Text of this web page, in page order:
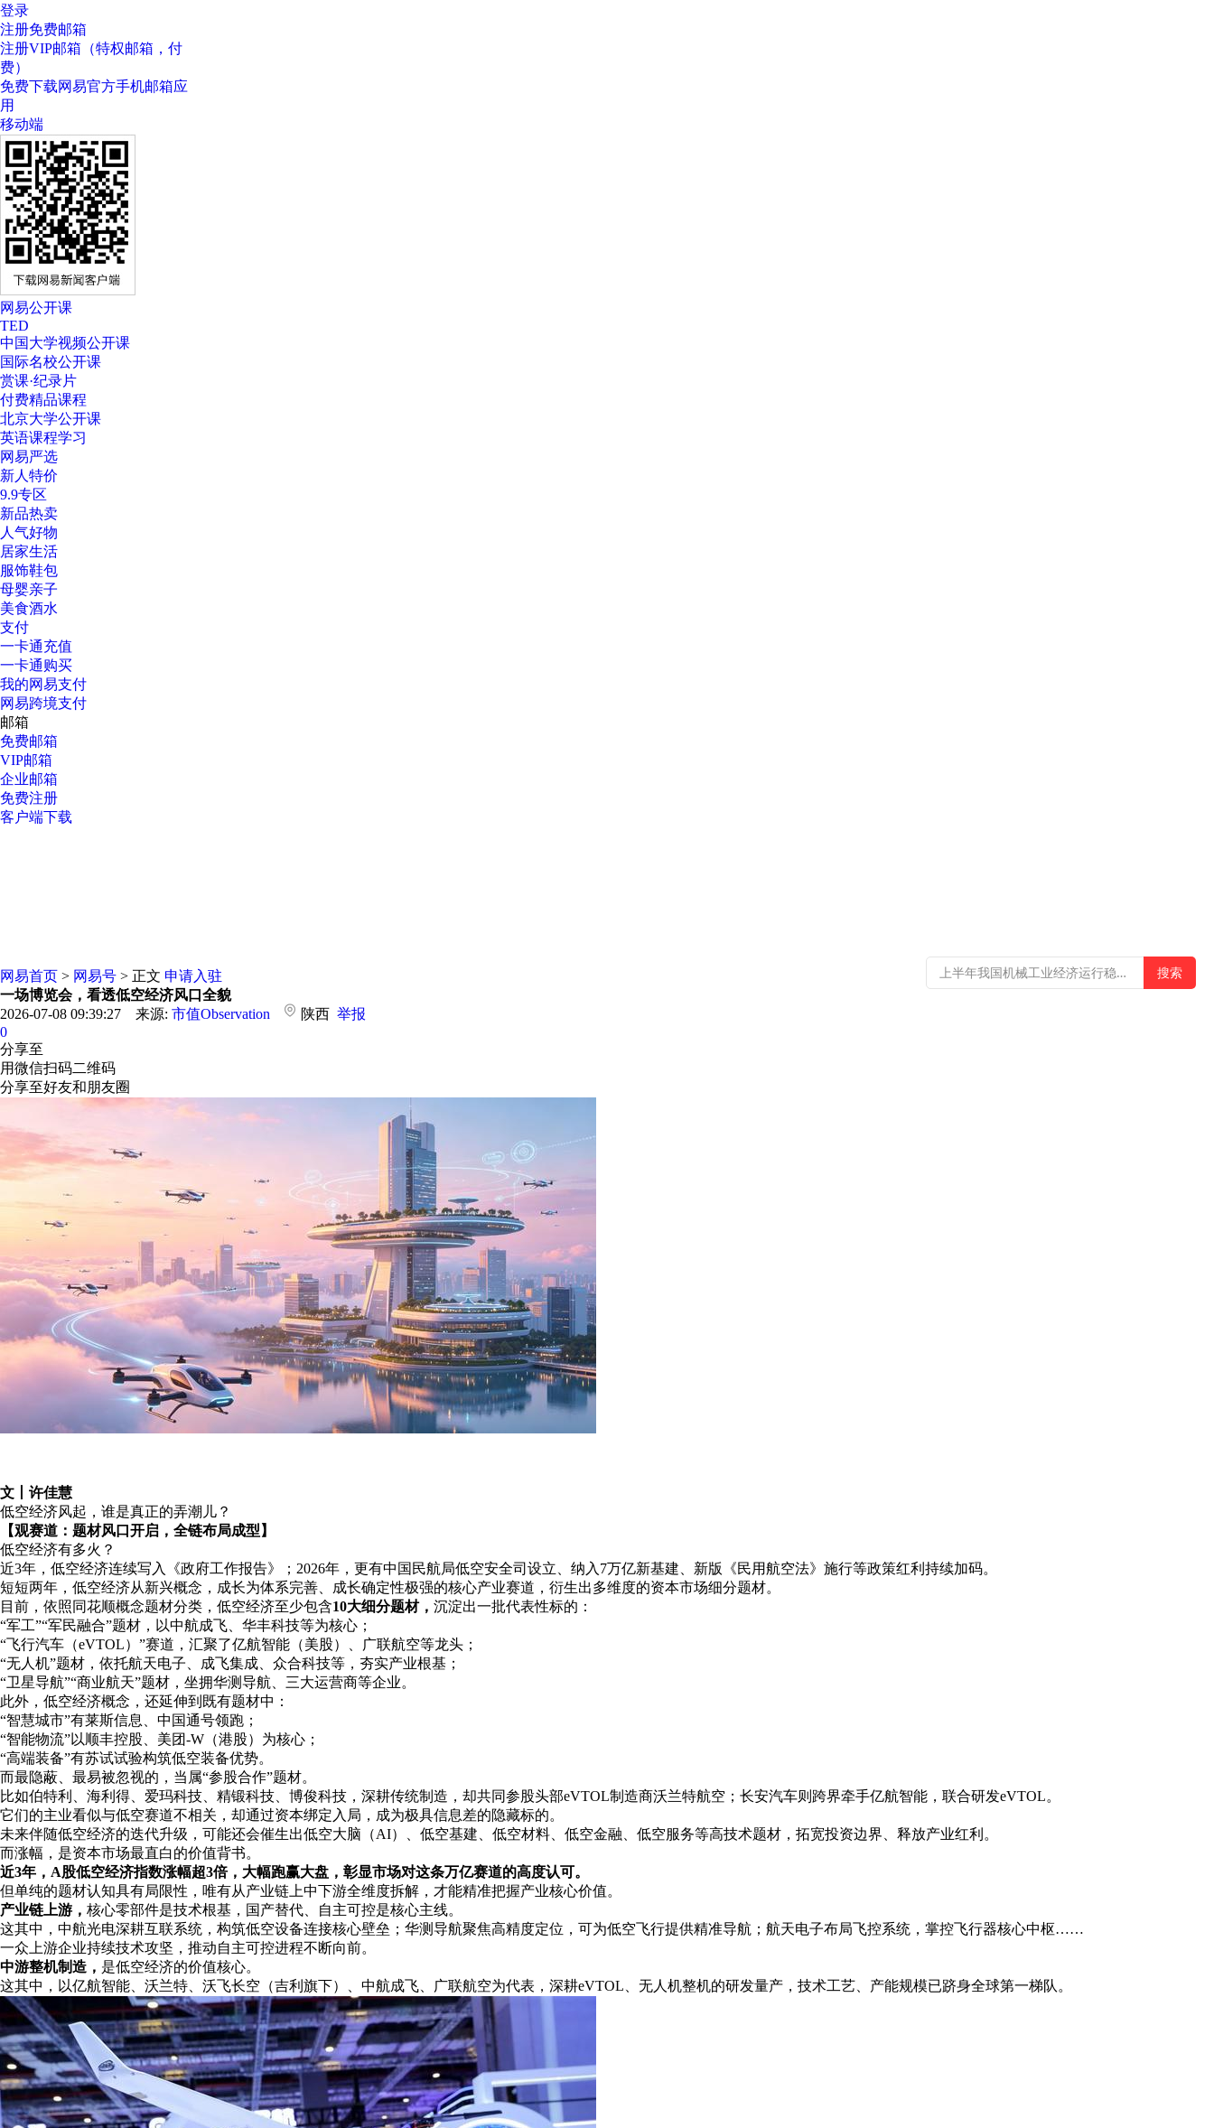
登录
注册免费邮箱
注册VIP邮箱（特权邮箱，付
费）
免费下载网易官方手机邮箱应
用
移动端
网易公开课
TED
中国大学视频公开课
国际名校公开课
赏课·纪录片
付费精品课程
北京大学公开课
英语课程学习
网易严选
新人特价
9.9专区
新品热卖
人气好物
居家生活
服饰鞋包
母婴亲子
美食酒水
支付
一卡通充值
一卡通购买
我的网易支付
网易跨境支付
邮箱
免费邮箱
VIP邮箱
企业邮箱
免费注册
客户端下载
网易首页 > 网易号 > 正文 申请入驻
一场博览会，看透低空经济风口全貌
2026-07-08 09:39:27 来源: 市值Observation 陕西 举报
0
分享至
用微信扫码二维码
分享至好友和朋友圈
文丨许佳慧
低空经济风起，谁是真正的弄潮儿？
【观赛道：题材风口开启，全链布局成型】
低空经济有多火？
近3年，低空经济连续写入《政府工作报告》；2026年，更有中国民航局低空安全司设立、纳入7万亿新基建、新版《民用航空法》施行等政策红利持续加码。
短短两年，低空经济从新兴概念，成长为体系完善、成长确定性极强的核心产业赛道，衍生出多维度的资本市场细分题材。
目前，依照同花顺概念题材分类，低空经济至少包含10大细分题材， 沉淀出一批代表性标的：
“军工”“军民融合”题材，以中航成飞、华丰科技等为核心；
“飞行汽车（eVTOL）”赛道，汇聚了亿航智能（美股）、广联航空等龙头；
“无人机”题材，依托航天电子、成飞集成、众合科技等，夯实产业根基；
“卫星导航”“商业航天”题材，坐拥华测导航、三大运营商等企业。
此外，低空经济概念，还延伸到既有题材中：
“智慧城市”有莱斯信息、中国通号领跑；
“智能物流”以顺丰控股、美团-W（港股）为核心；
“高端装备”有苏试试验构筑低空装备优势。
而最隐蔽、最易被忽视的，当属“参股合作”题材。
比如伯特利、海利得、爱玛科技、精锻科技、博俊科技，深耕传统制造，却共同参股头部eVTOL制造商沃兰特航空；长安汽车则跨界牵手亿航智能，联合研发eVTOL。
它们的主业看似与低空赛道不相关，却通过资本绑定入局，成为极具信息差的隐藏标的。
未来伴随低空经济的迭代升级，可能还会催生出低空大脑（AI）、低空基建、低空材料、低空金融、低空服务等高技术题材，拓宽投资边界、释放产业红利。
而涨幅，是资本市场最直白的价值背书。
近3年，A股低空经济指数涨幅超3倍，大幅跑赢大盘，彰显市场对这条万亿赛道的高度认可。
但单纯的题材认知具有局限性，唯有从产业链上中下游全维度拆解，才能精准把握产业核心价值。
产业链上游， 核心零部件是技术根基，国产替代、自主可控是核心主线。
这其中，中航光电深耕互联系统，构筑低空设备连接核心壁垒；华测导航聚焦高精度定位，可为低空飞行提供精准导航；航天电子布局飞控系统，掌控飞行器核心中枢……
一众上游企业持续技术攻坚，推动自主可控进程不断向前。
中游整机制造， 是低空经济的价值核心。
这其中，以亿航智能、沃兰特、沃飞长空（吉利旗下）、中航成飞、广联航空为代表，深耕eVTOL、无人机整机的研发量产，技术工艺、产能规模已跻身全球第一梯队。